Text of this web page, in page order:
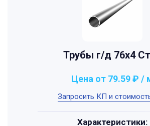
Трубы г/д 76x4
Запросить КП и
Цена от 79.59 ₽ /
Характеристики: